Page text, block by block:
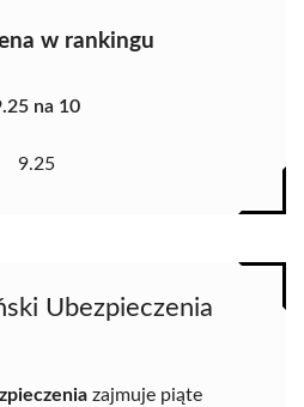
w rankingu
na 10
9.25
Ubezpieczenia
zajmuje piąte